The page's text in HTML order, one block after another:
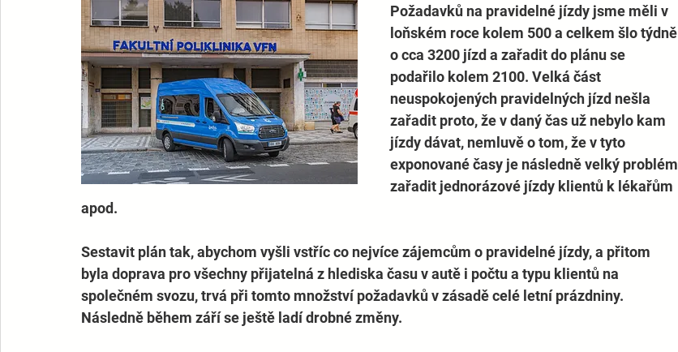
Požadavků na pravidelné jízdy jsme měli v
loňském roce kolem 500 a celkem šlo týdně
o cca 3200 jízd a zařadit do plánu se
podařilo kolem 2100. Velká část
neuspokojených pravidelných jízd nešla
zařadit proto, že v daný čas už nebylo kam
jízdy dávat, nemluvě o tom, že v tyto
exponované časy je následně velký problém
zařadit jednorázové jízdy klientů k lékařům
apod.
Sestavit plán tak, abychom vyšli vstříc co nejvíce zájemcům o pravidelné jízdy, a přitom
byla doprava pro všechny přijatelná z hlediska času v autě i počtu a typu klientů na
společném svozu, trvá při tomto množství požadavků v zásadě celé letní prázdniny.
Následně během září se ještě ladí drobné změny.